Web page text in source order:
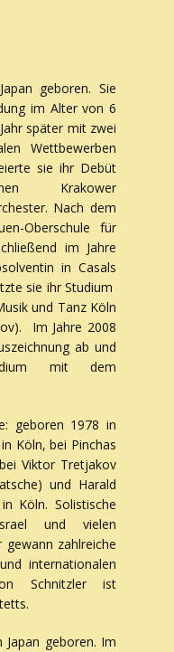
geboren. Sie
im Alter von 6
später mit zwei
Wettbewerben
sie ihr Debüt
Krakower
Nach dem
Oberschule für
im Jahre
in Casals
sie ihr Studium
und Tanz Köln
Im Jahre 2008
ab und
mit dem
geboren 1978 in
Köln, bei Pinchas
Viktor Tretjakov
und Harald
Köln. Solistische
und vielen
zahlreiche
internationalen
Schnitzler ist
geboren. Im